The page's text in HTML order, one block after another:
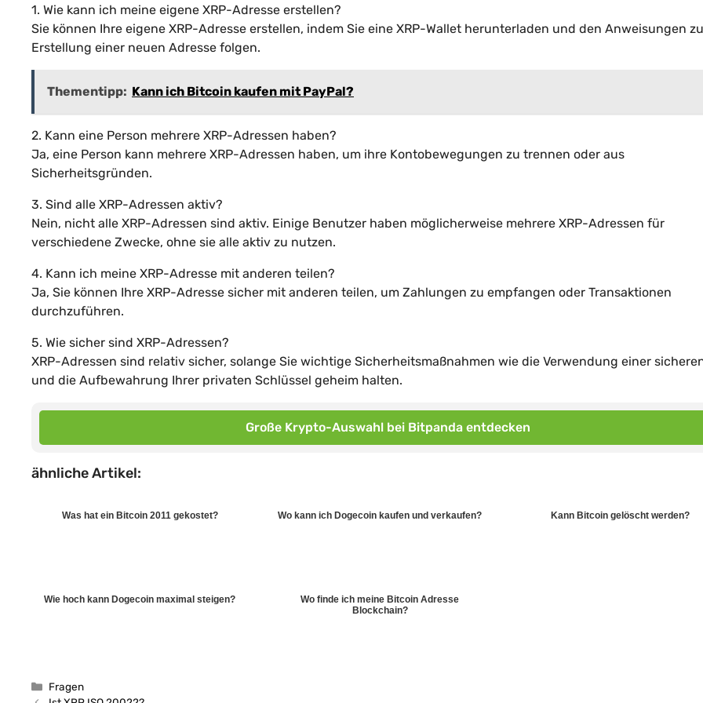
1. Wie kann ich meine eigene XRP-Adresse erstellen?
Sie können Ihre eigene XRP-Adresse erstellen, indem Sie eine XRP-Wallet herunterladen und den Anweisungen
Erstellung einer neuen Adresse folgen.
Thementipp: Kann ich Bitcoin kaufen mit PayPal?
2. Kann eine Person mehrere XRP-Adressen haben?
Ja, eine Person kann mehrere XRP-Adressen haben, um ihre Kontobewegungen zu trennen oder aus
Sicherheitsgründen.
3. Sind alle XRP-Adressen aktiv?
Nein, nicht alle XRP-Adressen sind aktiv. Einige Benutzer haben möglicherweise mehrere XRP-Adressen für
verschiedene Zwecke, ohne sie alle aktiv zu nutzen.
4. Kann ich meine XRP-Adresse mit anderen teilen?
Ja, Sie können Ihre XRP-Adresse sicher mit anderen teilen, um Zahlungen zu empfangen oder Transaktionen
durchzuführen.
5. Wie sicher sind XRP-Adressen?
XRP-Adressen sind relativ sicher, solange Sie wichtige Sicherheitsmaßnahmen wie die Verwendung einer
und die Aufbewahrung Ihrer privaten Schlüssel geheim halten.
Große Krypto-Auswahl bei Bitpanda entdecken
ähnliche Artikel:
Was hat ein Bitcoin 2011 gekostet? Wo kann ich Dogecoin kaufen und verkaufen? Kann Bitcoin gelöscht werden?
Wie hoch kann Dogecoin maximal steigen?
Wo finde ich meine Bitcoin Adresse
Blockchain?
Kategorien
Fragen